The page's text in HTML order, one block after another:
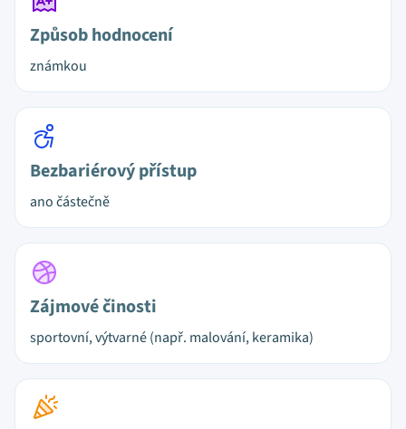
Způsob hodnocení
známkou
Bezbariérový přístup
ano částečně
Zájmové činosti
sportovní, výtvarné (např. malování, keramika)